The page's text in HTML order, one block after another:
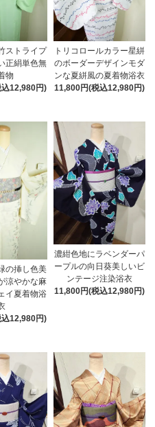
ストライプ
正絹単色無
物
12,980円)
トリコロールカラー星絣
のボーダーデザインモダ
ンな夏絣風の夏着物浴衣
11,800円(税込12,980円)
の挿し色美
涼やかな麻
イ夏着物浴
12,980円)
濃紺色地にラベンダーパ
ープルの向日葵美しいビ
ンテージ注染浴衣
11,800円(税込12,980円)